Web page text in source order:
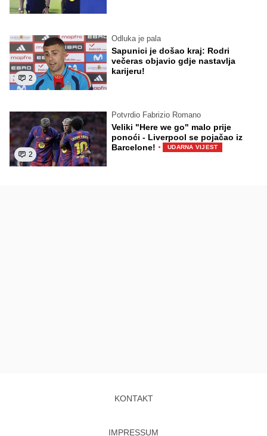
2
Odluka je pala
Sapunici je došao kraj: Rodri
večeras objavio gdje nastavlja
karijeru!
2
Potvrdio Fabrizio Romano
Veliki "Here we go" malo prije
ponoći - Liverpool se pojačao iz
Barcelone! · UDARNA VIJEST
KONTAKT
IMPRESSUM